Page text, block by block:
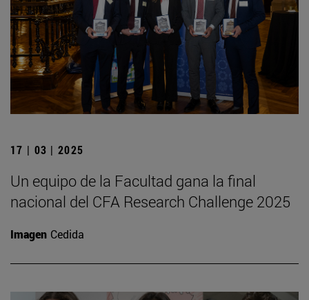
17 | 03 | 2025
Un equipo de la Facultad gana la final
nacional del CFA Research Challenge 2025
Imagen Cedida